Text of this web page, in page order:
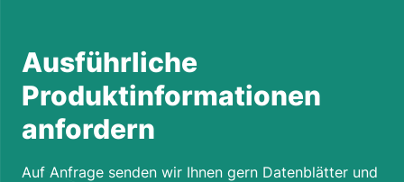
Ausführliche
Produktinformationen
anfordern
Auf Anfrage senden wir Ihnen gern Datenblätter und